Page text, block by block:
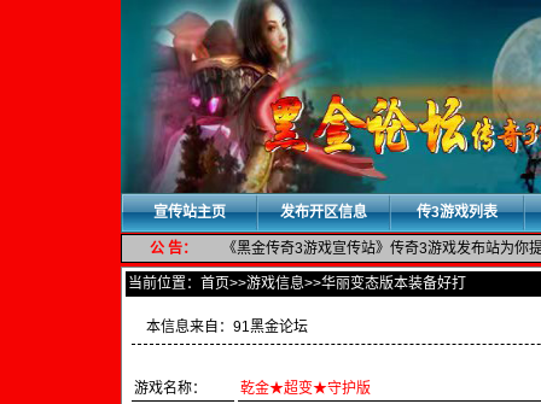
宣传站主页 发布开区信息 传3游戏列表
公 告： 《黑金传奇3游戏宣传站》传奇3游戏发布站为
当前位置： 首页>>游戏信息>>华丽变态版本装备好打
本信息来自： 91黑金论坛
游戏名称：
乾金★超变★守护版